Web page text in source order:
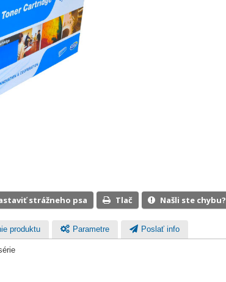
strážneho psa Tlač Našli ste chybu?
produktu Parametre Poslať info